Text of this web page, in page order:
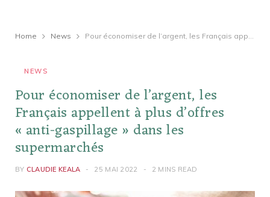
Home News Pour économiser de l’argent, les Français appellent à plus d’offres « anti-gaspillage » dans les supermarchés
NEWS
Pour économiser de l’argent, les
Français appellent à plus d’offres
« anti-gaspillage » dans les
supermarchés
BY CLAUDIE KEALA 25 MAI 2022 2 MINS READ